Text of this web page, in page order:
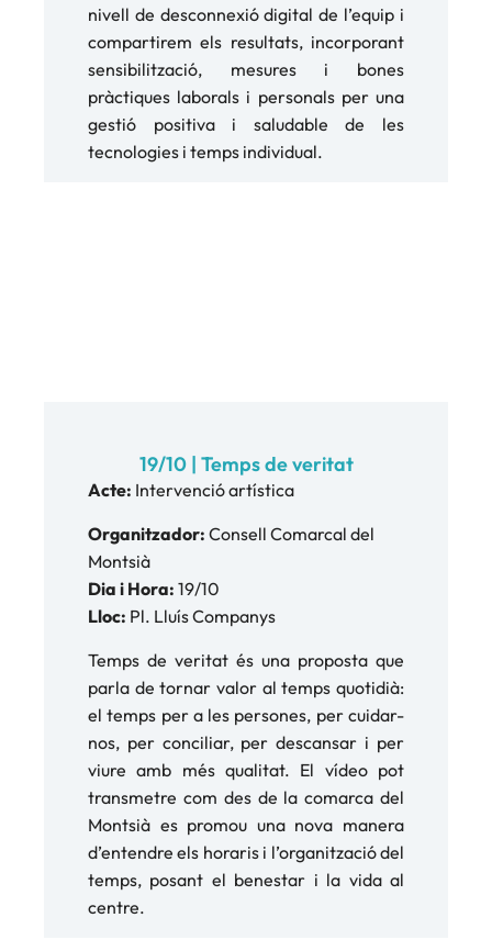
nivell de desconnexió digital de l’equip i
compartirem els resultats, incorporant
sensibilització, mesures i bones
pràctiques laborals i personals per una
gestió positiva i saludable de les
tecnologies i temps individual.
19/10 | Temps de veritat
Acte: Intervenció artística
Organitzador: Consell Comarcal del
Montsià
Dia i Hora: 19/10
Lloc: Pl. Lluís Companys
Temps de veritat és una proposta que
parla de tornar valor al temps quotidià:
el temps per a les persones, per cuidar-
nos, per conciliar, per descansar i per
viure amb més qualitat. El vídeo pot
transmetre com des de la comarca del
Montsià es promou una nova manera
d’entendre els horaris i l’organització del
temps, posant el benestar i la vida al
centre.